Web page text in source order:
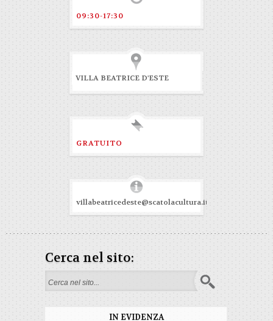
09:30-17:30
VILLA BEATRICE D'ESTE
GRATUITO
villabeatricedeste@scatolacultura.it
Cerca nel sito:
Form di ricerca
IN EVIDENZA